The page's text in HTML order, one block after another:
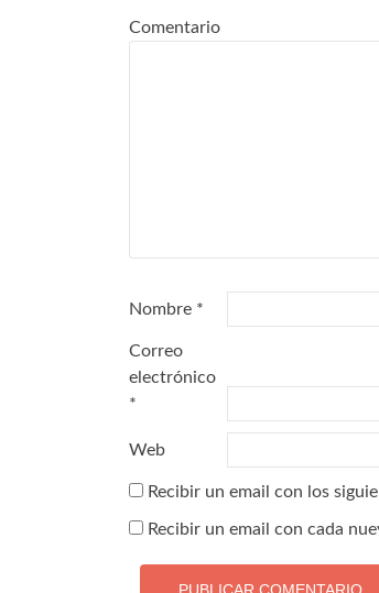
Comentario
Nombre *
Correo
electrónico
*
Web
Recibir un email con los
Recibir un email con cada